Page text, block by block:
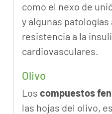
como el nexo de
y algunas
resistencia a la
cardiovasculares.
Olivo
Los compuestos
las hojas del olivo,